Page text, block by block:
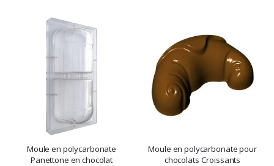
Moule en polycarbonate
Panettone en chocolat
Moule en polycarbonate pour
chocolats Croissants